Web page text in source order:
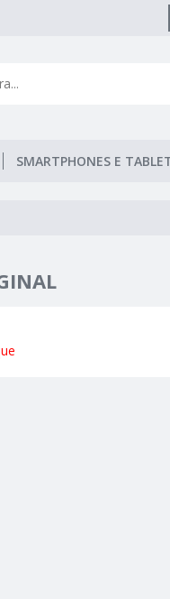
SMARTPHONES E